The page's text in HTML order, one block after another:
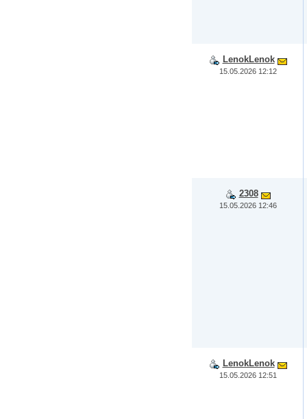
LenokLenok
15.05.2026 12:12
2308
15.05.2026 12:46
LenokLenok
15.05.2026 12:51